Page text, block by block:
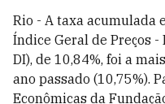
Rio - A taxa acumulada
Índice Geral de Preços
DI), de 10,84%, foi a
ano passado (10,75%).
Econômicas da